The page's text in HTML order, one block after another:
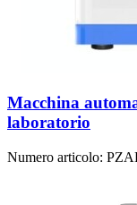
Macchina
laboratorio
Numero articolo: